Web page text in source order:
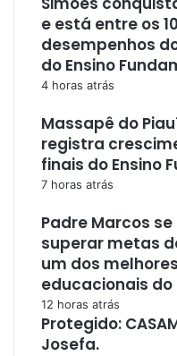
e está entre os
desempenhos
do Ensino
4 horas atrás
Massapê do
registra
finais do Ensino
7 horas atrás
Padre Marcos
superar metas
um dos
educacionais
12 horas atrás
Protegido:
Josefa.